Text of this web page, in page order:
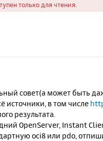
только для чтения.
совет(а может быть
источники, в том числе
результата.
OpenServer, Instant
oci8 или pdo,